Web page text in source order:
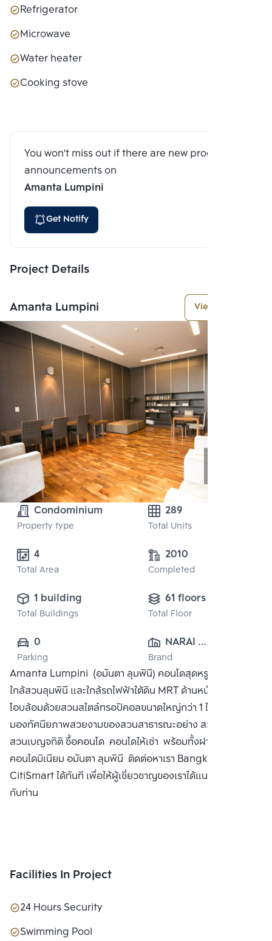
Refrigerator
Microwave
Water heater
Cooking stove
You won't miss out if there are new program
announcements on
Amanta Lumpini
Get Notify
Project Details
Amanta Lumpini View More
Condominium
Property type
289
Total Units
4
Total Area
2010
Completed
1 building
Total Buildings
61 floors
Total Floor
0
Parking
NARAI
PROPERTY CO.,
LTD.
Brand
Amanta Lumpini (อมันตา ลุมพินี) คอนโดสุดหรู ใจกลางเมือง
ใกล้สวนลุมพินี และใกล้รถไฟฟ้าใต้ดิน MRT ด้านหน้าตัวอาคาร
โอบล้อมด้วยสวนสไตล์ทรอปิคอลขนาดใหญ่กว่า 1 ไร่พร้อมมุม
มองทัศนียภาพสวยงามของสวนสาธารณะอย่าง สวนลุมพินี
สวนเบญจกิติ ซื้อคอนโด คอนโดให้เช่า พร้อมทั้งฝากขาย
คอนโดมิเนียม อมันตา ลุมพินี ติดต่อหาเรา Bangkok
CitiSmart ได้ทันที เพื่อให้ผู้เชี่ยวชาญของเราได้แนะนำคอนโดให้
กับท่าน
Facilities In Project
24 Hours Security
Swimming Pool